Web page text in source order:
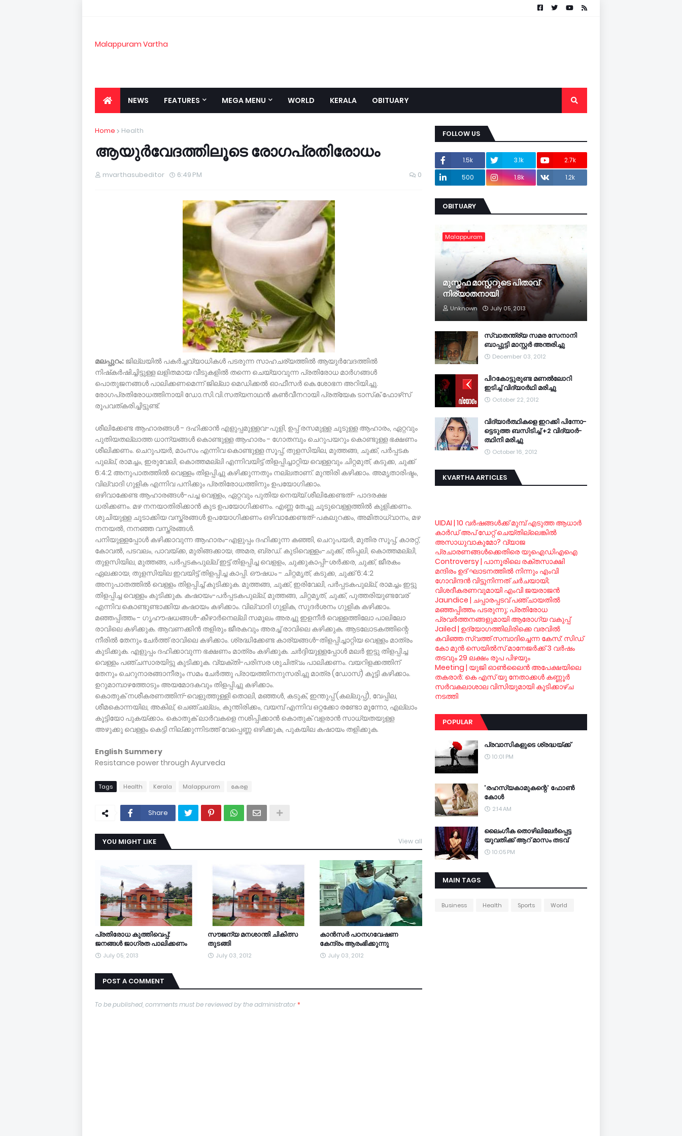
Malappuram Vartha
NEWS FEATURES MEGA MENU WORLD KERALA OBITUARY
Home Health
ആയുര്‍വേദത്തിലൂടെ രോഗപ്രതിരോധം
mvarthasubeditor 6:49 PM 0
മലപ്പുറം: ജില്ലയില്‍ പകര്‍ച്ചവ്യാധികള്‍ പടരുന്ന സാഹചര്യത്തില്‍ ആയുര്‍വേദത്തില്‍
നിഷ്‌കര്‍ഷിച്ചിട്ടുള്ള ലളിതമായ വീടുകളില്‍ തന്നെ ചെയ്യാവുന്ന പ്രതിരോധ മാര്‍ഗങ്ങള്‍
പൊതുജനങ്ങള്‍ പാലിക്കണമെന്ന് ജില്ലാ മെഡിക്കല്‍ ഓഫീസര്‍ കെ.ശോഭന അറിയിച്ചു.
രോഗപ്രതിരോധത്തിനായി ഡോ.സി.വി.സത്യനാഥന്‍ കണ്‍വീനറായി പ്രത്യേക ടാസ്‌ക് ഫോഴ്‌സ്
രൂപവത്കരിച്ചിട്ടുണ്ട്.
ശീലിക്കേണ്ട ആഹാരങ്ങള്‍ - ദഹിക്കാന്‍ എളുപ്പമുള്ളവ-പുളി, ഉപ്പ് രസമുള്ള ചൂടുള്ള ആഹാരം, ഏറ്റവും
പുതിയതല്ലാത്ത ധാന്യങ്ങള്‍ കൊണ്ടുള്ള ആഹാരം - ഗോതമ്പും ചെറുപയറും കൊണ്ടുള്ള ഭക്ഷണം
ശീലിക്കണം. ചെറുപയര്‍, മാംസം എന്നിവ കൊണ്ടുള്ള സൂപ്പ്, തുളസിയില, മുത്തങ്ങ, ചുക്ക്, പര്‍പ്പടക
പുല്ല്, രാമച്ചം, ഇരുവേലി, കൊത്തമല്ലി എന്നിവയിട്ട് തിളപ്പിച്ചാറ്റിയ വെള്ളവും ചിറ്റമുത്, കടുക്ക, ചുക്ക്
6:4:2 അനുപാതത്തില്‍ വെള്ളം തിളപ്പിച്ചു കഴിക്കുന്നതും നല്ലതാണ്. മുന്തിരി കഴിക്കാം. അമൃതാരിഷ്ടം,
വില്വാദി ഗുളിക എന്നിവ പനിക്കും പ്രതിരോധത്തിനും ഉപയോഗിക്കാം.
ഒഴിവാക്കേണ്ട ആഹാരങ്ങള്‍-പച്ച വെള്ളം, ഏറ്റവും പുതിയ നെയ്യ്.ശീലിക്കേണ്ടത്- പാദരക്ഷ
ധരിക്കണം. മഴ നനയാതിരിക്കാന്‍ കുട ഉപയോഗിക്കണം. എണ്ണ തേച്ചു ചൂടുവെള്ളത്തില്‍ കുളിക്കണം.
ശുചിയുള്ള ചൂടാക്കിയ വസ്ത്രങ്ങള്‍ ഉപയോഗിക്കണം ഒഴിവാക്കേണ്ടത്-പകലുറക്കം, അമിതാധ്വാനം, മഴ
നനയല്‍, നനഞ്ഞ വസ്ത്രങ്ങള്‍.
പനിയുള്ളപ്പോള്‍ കഴിക്കാവുന്ന ആഹാരം-എളുപ്പം ദഹിക്കുന്ന കഞ്ഞി, ചെറുപയര്‍, മുതിര സൂപ്പ്, കാരറ്റ്,
കോവല്‍, പടവലം, പാവയ്ക്ക, മുരിങ്ങക്കായ, അമര, ബ്രഡ്. കുടിവെള്ളം-ചുക്ക്, തിപ്പലി, കൊത്തമല്ലി,
തുളസിയില, മുത്തങ്ങ, പര്‍പ്പടകപുല്ല് ഇട്ട് തിളപ്പിച്ച വെളളം, ചുക്കുകാപ്പി-ശര്‍ക്കര, ചുക്ക്, ജീരകം
ഏലക്കായ, തുളസിയില ഇവയിട്ട് തിളപ്പിച്ച കാപ്പി. ഔഷധം - ചിറ്റമൃത്, കടുക്ക, ചുക്ക് 6:4:2
അനുപാതത്തില്‍ വെള്ളം തിളപ്പിച്ച് കുടിക്കുക. മുത്തങ്ങ, ചുക്ക്, ഇരിവേലി, പര്‍പ്പടകപുല്ല്, രാമച്ചം ഇട്ടു
തിളപ്പിച്ച വെള്ളം കുടിക്കുക. കഷായം-പര്‍പ്പടകപുല്ല്, മുത്തങ്ങ, ചിറ്റമൃത്, ചുക്ക്, പുത്തരിയുണ്ടവേര്
എന്നിവ കൊണ്ടുണ്ടാക്കിയ കഷായം കഴിക്കാം. വില്വാദി ഗുളിക, സുദര്‍ശനം ഗുളിക കഴിക്കാം.
മഞ്ഞപ്പിത്തം - ഗൃഹൗഷധങ്ങള്‍-കീഴാര്‍നെല്ലി സമൂലം അരച്ചു ഇളനീര്‍ വെള്ളത്തിലോ പാലിലോ
രാവിലെ കഴിക്കുക. ആവണക്കിന്‍ തളിരും ജീരകവും അരച്ച് രാവിലെ കഴിക്കുക. ആടലോടകത്തിന്റെ
നീരില്‍ തേനും ചേര്‍ത്ത് രാവിലെ കഴിക്കാം. ശ്രദ്ധിക്കേണ്ട കാര്യങ്ങള്‍-തിളപ്പിച്ചാറ്റിയ വെള്ളം മാത്രം
കുടിക്കുക. എളുപ്പം ദഹിക്കാവുന്ന ഭക്ഷണം മാത്രം കഴിക്കുക. ചര്‍ദ്ദിയുള്ളപ്പോള്‍ മലര്‍ ഇട്ടു തിളപ്പിച്ച
വെള്ളം പഞ്ചസാരയിട്ടു കുടിക്കുക. വ്യക്തി-പരിസര ശുചിത്വം പാലിക്കണം. വയറിളക്കത്തിന്
തേനും ചെറുനാരങ്ങാനീരും സമം ചേര്‍ത്തു പ്രായത്തിനനുസരിച്ചു മാത്ര (ഡോസ്) കൂട്ടി കഴിക്കാം.
ഉറുമാമ്പാഴത്തോടും അയമോദകവും തിളപ്പിച്ചു കഴിക്കാം.
കൊതുക് നശീകരണത്തിന്-വെളുത്തുള്ളി തൊലി, മഞ്ഞള്‍, കടുക്, ഇന്തുപ്പ് (കല്ലുപ്പ്), വേപ്പില,
ശീമകൊന്നയില, അകില്, ചെഞ്ചല്ലം, കുന്തിരിക്കം, വയമ്പ് എന്നിവ ഒറ്റക്കോ രണ്ടോ മൂന്നോ, എല്ലാം
കൂട്ടിയോ പുകയ്ക്കാം. കൊതുക് ലാര്‍വകളെ നശിപ്പിക്കാന്‍ കൊതുക് വളരാന്‍ സാധ്യതയുള്ള
അഴുക്കു വെള്ളം കെട്ടി നില്ക്കുന്നിടത്ത് വേപ്പെണ്ണ ഒഴിക്കുക, പുകയില കഷായം തളിക്കുക.
English Summery
Resistance power through Ayurveda
Tags Health Kerala Malappuram കേരള
Share
YOU MIGHT LIKE View all
പ്രതിരോധ കുത്തിവെപ്പ്:
ജനങ്ങള്‍ ജാഗ്രത പാലിക്കണം
July 05, 2013
സൗജന്യ മനശാന്തി ചികിത്സ
തുടങ്ങി
July 03, 2012
കാന്‍സര്‍ പഠനഗവേഷണ
കേന്ദ്രം ആരംഭിക്കുന്നു
July 03, 2012
POST A COMMENT
To be published, comments must be reviewed by the administrator*
FOLLOW US
1.5k 3.1k
2.7k
500
1.8k 1.2k
OBITUARY
Malappuram
മുസ്തഫ മാസ്റ്ററുടെ പിതാവ്
നിര്യാതനായി
Unknown July 05, 2013
സ്വാതന്ത്ര്യ സമര സേനാനി
ബാപ്പുട്ടി മാസ്റ്റര്‍ അന്തരിച്ചു
December 03, 2012
പിറകോട്ടുരുണ്ട മണല്‍ലോറി
ഇടിച്ച് വിദ്യാര്‍ഥി മരിച്ചു
October 22, 2012
വി­ദ്യാര്‍­ത്ഥിക­ളെ ഇറ­ക്കി പി­ന്നോ­
ട്ടെ­ടുത്ത ബ­സി­ടി­ച്ച് +2 വി­ദ്യാര്‍­
ത്ഥിനി മ­രി­ച്ചു
October 16, 2012
KVARTHA ARTICLES
UIDAI | 10 വര്‍ഷങ്ങള്‍ക്ക് മുമ്പ് എടുത്ത ആധാര്‍
കാര്‍ഡ് അപ് ഡേറ്റ് ചെയ്തില്ലെങ്കില്‍
അസാധുവാകുമോ? വ്യാജ
പ്രചാരണങ്ങള്‍ക്കെതിരെ യുഐഡിഎഐ
Controversy | പാനൂരിലെ രക്തസാക്ഷി
മന്ദിരം ഉദ് ഘാടനത്തില്‍ നിന്നും എംവി
ഗോവിന്ദന്‍ വിട്ടുനിന്നത് ചര്‍ചയായി;
വിശദീകരണവുമായി എംവി ജയരാജന്‍
Jaundice | ചപ്പാരപ്പടവ് പഞ്ചായതില്‍
മഞ്ഞപ്പിത്തം പടരുന്നു; പ്രതിരോധ
പ്രവര്‍ത്തനങ്ങളുമായി ആരോഗ്യ വകുപ്പ്
Jailed | ഉദ്യോഗത്തിലിരിക്കെ വരവില്‍
കവിഞ്ഞ സ്വത്ത് സമ്പാദിച്ചെന്ന കേസ്: സിഡ്
കോ മുന്‍ സെയില്‍സ് മാനേജര്‍ക്ക് 3 വര്‍ഷം
തടവും 29 ലക്ഷം രൂപ പിഴയും
Meeting | യുജി ഓണ്‍ലൈന്‍ അപേക്ഷയിലെ
തകരാര്‍: കെ എസ് യു നേതാക്കള്‍ കണ്ണൂര്‍
സര്‍വകലാശാല വിസിയുമായി കൂടിക്കാഴ്ച
നടത്തി
POPULAR
പ്രവാസികളുടെ ശ്രദ്ധയ്ക്ക്
10:01 PM
'രഹസ്യകാമുകന്റെ' ഫോണ്‍
കോള്‍
2:14 AM
ലൈംഗീക തൊഴിലിലേര്‍പ്പെട്ട
യുവതിക്ക് ആറ് മാസം തടവ്
10:05 PM
MAIN TAGS
Business Health Sports World